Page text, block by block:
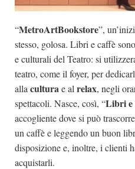
Partnership
Giallo Stresa
Premio Chiara
Tabù Festival 2014
A Tutto Volume
Salone di Torino
Marketing
“MetroArtBookstore”,
stesso, golosa. Libri e caffè
e culturali del Teatro: si
teatro, come il foyer, per
alla culturae al relax, negli
spettacoli. Nasce, così, “Libri e
accogliente dove si può
un caffè e leggendo un buon
disposizione e, inoltre, i clienti
acquistarli.